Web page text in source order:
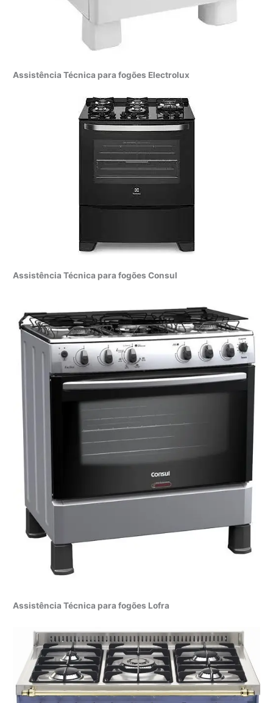
Assistência Técnica para fogões Electrolux
Assistência Técnica para fogões Consul
Assistência Técnica para fogões Lofra